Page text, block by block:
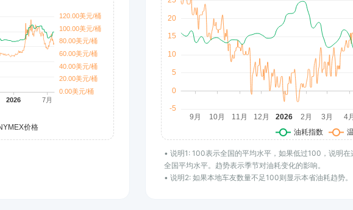
• 说明1: 100表示全国的平均水平，如果低过100，说明
全国平均水平。趋势表示季节对油耗变化的影响。
• 说明2: 如果本地车友数量不足100则显示本省油耗趋势。